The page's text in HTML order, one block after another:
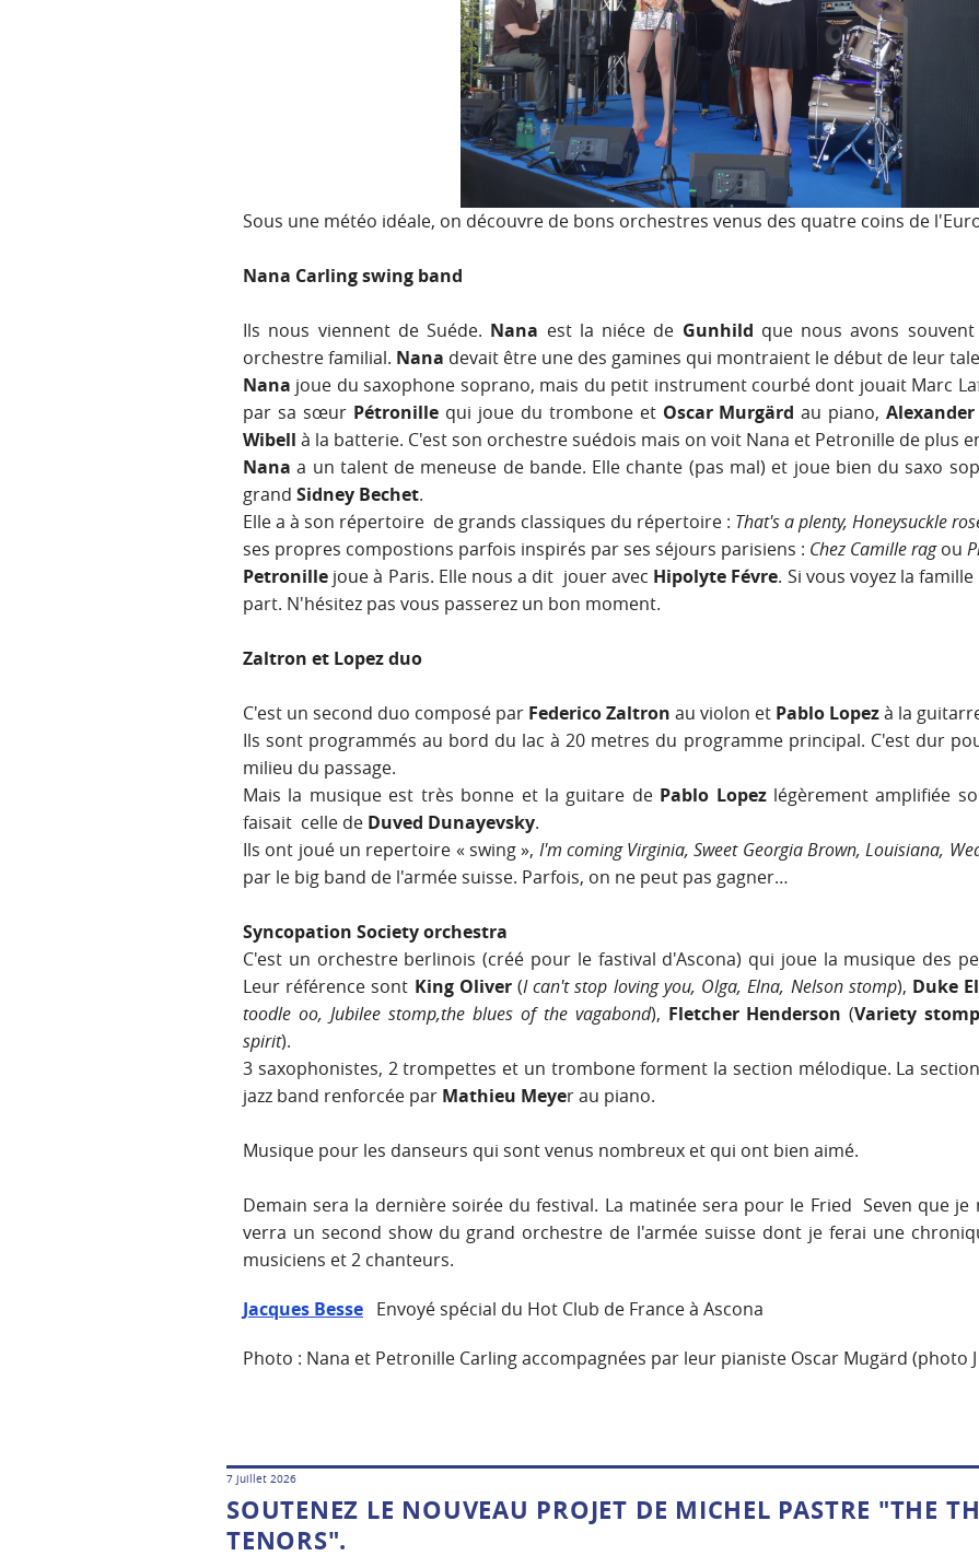
Sous une météo idéale, on découvre de bons orchestres venus des quatre coins de
Nana Carling swing band
Ils nous viennent de Suéde. Nana est la niéce de Gunhild que nous avons
orchestre familial. Nana devait être une des gamines qui montraient le début de leur
Nana joue du saxophone soprano, mais du petit instrument courbé dont jouait Marc
par sa sœur Pétronillequi joue du trombone et Oscar Murgärdau piano,
Wibell à la batterie. C'est son orchestre suédois mais on voit Nana et Petronille de plus
Nanaa un talent de meneuse de bande. Elle chante (pas mal) et joue bien du saxo
grand Sidney Bechet.
Elle a à son répertoire de grands classiques du répertoire : That's a plenty, Honeysuckle
ses propres compostions parfois inspirés par ses séjours parisiens : Chez Camille ragou
Petronille joue à Paris. Elle nous a dit jouer avec Hipolyte Févre. Si vous voyez la famille
part. N'hésitez pas vous passerez un bon moment.
Zaltron et Lopez duo
C'est un second duo composé par Federico Zaltron au violon et Pablo Lopezà la
Ils sont programmés au bord du lac à 20 metres du programme principal. C'est dur
milieu du passage.
Mais la musique est très bonne et la guitare de Pablo Lopezlégèrement amplifiée
faisait celle de Duved Dunayevsky.
Ils ont joué un repertoire « swing », I'm coming Virginia, Sweet Georgia Brown, Louisiana,
par le big band de l'armée suisse. Parfois, on ne peut pas gagner…
Syncopation Society orchestra
C'est un orchestre berlinois (créé pour le fastival d'Ascona) qui joue la musique des
Leur référence sont King Oliver(I can't stop loving you, Olga, Elna, Nelson stomp), Duke
toodle oo, Jubilee stomp,the blues of the vagabond), Fletcher Henderson (Variety
spirit).
3 saxophonistes, 2 trompettes et un trombone forment la section mélodique. La
jazz band renforcée par Mathieu Meyer au piano.
Musique pour les danseurs qui sont venus nombreux et qui ont bien aimé.
Demain sera la dernière soirée du festival. La matinée sera pour le Fried Seven que
verra un second show du grand orchestre de l'armée suisse dont je ferai une
musiciens et 2 chanteurs.
Jacques Besse Envoyé spécial du Hot Club de France à Ascona
Photo : Nana et Petronille Carling accompagnées par leur pianiste Oscar Mugärd (photo J
7 juillet 2026
SOUTENEZ LE NOUVEAU PROJET DE MICHEL PASTRE "THE
TENORS".